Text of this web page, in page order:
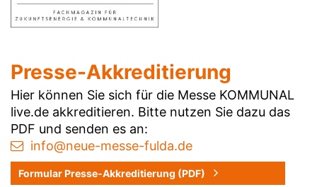
Presse-Akkreditierung
Hier können Sie sich für die Messe KOMMUNAL
live.de akkreditieren. Bitte nutzen Sie dazu das
PDF und senden es an:
info@neue-messe-fulda.de
Formular Presse-Akkreditierung (PDF)